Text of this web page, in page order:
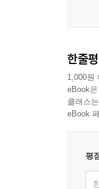
한줄평
1,000원
eBook
클래스
eBook
평